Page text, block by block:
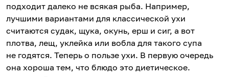
подходит далеко не всякая рыба. Например,
лучшими вариантами для классической ухи
считаются судак, щука, окунь, ерш и сиг, а вот
плотва, лещ, уклейка или вобла для такого супа
не годятся. Теперь о пользе ухи. В первую очередь
она хороша тем, что блюдо это диетическое.